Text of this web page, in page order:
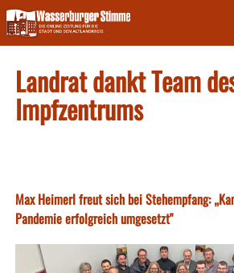
Skip
to
content
Landrat dankt Team
Impfzentrums
Max Heimerl freut sich bei Stehempfang:
Pandemie erfolgreich umgesetzt"